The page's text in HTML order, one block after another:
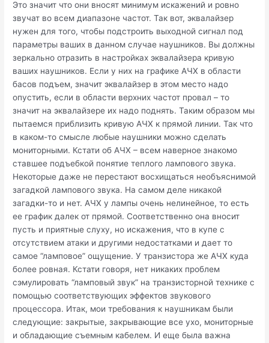
Это значит что они вносят минимум искажений и ровно
звучат во всем диапазоне частот. Так вот, эквалайзер
нужен для того, чтобы подстроить выходной сигнал под
параметры ваших в данном случае наушников. Вы должны
зеркально отразить в настройках эквалайзера кривую
ваших наушников. Если у них на графике АЧХ в области
басов подъем, значит эквалайзер в этом место надо
опустить, если в области верхних частот провал – то
значит на эквалайзере их надо поднять. Таким образом мы
пытаемся приблизить кривую АЧХ к прямой линии. Так что
в каком-то смысле любые наушники можно сделать
мониторными. Кстати об АЧХ – всем наверное знакомо
ставшее подъебкой понятие теплого лампового звука.
Некоторые даже не перестают восхищаться необъяснимой
загадкой лампового звука. На самом деле никакой
загадки-то и нет. АЧХ у лампы очень нелинейное, то есть
ее график далек от прямой. Соответственно она вносит
пусть и приятные слуху, но искажения, что в купе с
отсутствием атаки и другими недостатками и дает то
самое “ламповое” ощущение. У транзистора же АЧХ куда
более ровная. Кстати говоря, нет никаких проблем
сэмулировать “ламповый звук” на транзисторной технике с
помощью соответствующих эффектов звукового
процессора. Итак, мои требования к наушникам были
следующие: закрытые, закрывающие все ухо, мониторные
и обладающие съемным кабелем. И еще была важна